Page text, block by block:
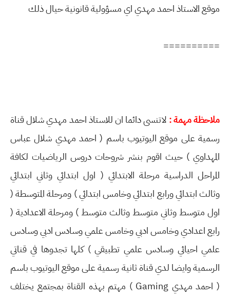
موقع الاستاذ احمد مهدي اي مسؤولية قانونية حيال ذلك
==========
ملاحظة مهمة : لاتنسى دائما ان للاستاذ احمد مهدي شلال قناة
رسمية على موقع اليوتيوب باسم ( احمد مهدي شلال عباس
المهداوي ) حيث اقوم بنشر شروحات دروس الرياضيات لكافة
المراحل الدراسية مرحلة الابتدائي ( اول ابتدائي وثاني ابتدائي
وثالث ابتدائي ورابع ابتدائي وخامس ابتدائي ) ومرحلة المتوسطة (
اول متوسط وثاني متوسط وثالث متوسط ) ومرحلة الاعدادية (
رابع اعدادي وخامس ادبي وخامس علمي وسادس ادبي وسادس
علمي احيائي وسادس علمي تطبيقي ) كلها تجدوها في قناتي
الرسمية وايضا لدي قناة ثانية رسمية على موقع اليوتيوب باسم
( احمد مهدي Gaming ) مهتم بهذه القناة بمجتمع يختلف